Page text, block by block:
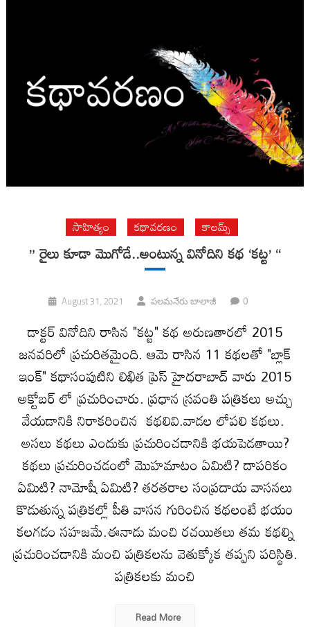
సాహిత్యం కథావరణం కాలమ్స్
” రైలు కూడా మొగోడే..అంటున్న వినోదిని కథ ‘కట్ట’ “
August 31, 2021 పలమనేరు బాలాజీ 0
డాక్టర్ వినోదిని రాసిన "కట్ట" కథ అరుణతారలో 2015
జనవరిలో ప్రచురితమైంది. ఆమె రాసిన 11 కథలతో "బ్లాక్
ఇంక్" కథాసంపుటిని లిఖిత ప్రెస్ హైదరాబాద్ వారు 2015
అక్టోబర్ లో ప్రచురించారు. ప్రధాన స్రవంతి పత్రికలు అచ్చు
వేయడానికి నిరాకరించిన కథలివి.వాడల లోపలి కథలు.
అసలు కథలు ఎందుకు ప్రచురించడానికి భయపెడతాయి?
కథలు ప్రచురించడంలో మొహమాటం ఏమిటి? దాపరికం
ఏమిటి? నామోషీ ఏమిటి? తరతరాల సంప్రదాయ వాసనలు
కొడుతున్న పత్రికల్లో పీతి వాసన గురించిన కథలంటే భయం
కలగడం సహజమే.ఈనాడు మంచి రచయితలు తమ కథల్ని
ప్రచురించడానికి మంచి పత్రికలను వెతుక్కోక తప్పని పరిస్థితి.
పత్రికలకు మంచి
Read More